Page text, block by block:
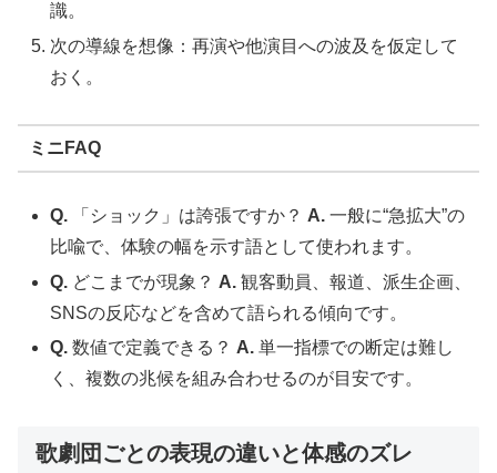
識。
次の導線を想像：再演や他演目への波及を仮定して
おく。
ミニFAQ
Q. 「ショック」は誇張ですか？A. 一般に“急拡大”の
比喩で、体験の幅を示す語として使われます。
Q. どこまでが現象？ A. 観客動員、報道、派生企画、
SNSの反応などを含めて語られる傾向です。
Q. 数値で定義できる？ A. 単一指標での断定は難し
く、複数の兆候を組み合わせるのが目安です。
歌劇団ごとの表現の違いと体感のズレ